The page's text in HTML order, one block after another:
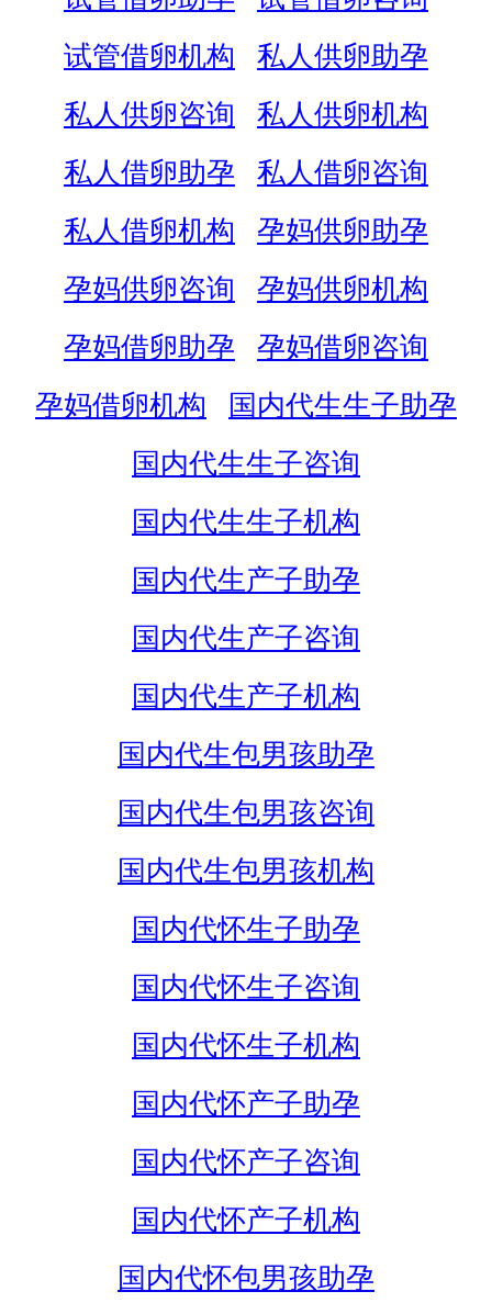
试管借卵机构
私人供卵助孕
私人供卵咨询
私人供卵机构
私人借卵助孕
私人借卵咨询
私人借卵机构
孕妈供卵助孕
孕妈供卵咨询
孕妈供卵机构
孕妈借卵助孕
孕妈借卵咨询
孕妈借卵机构
国内代生生子助孕
国内代生生子咨询
国内代生生子机构
国内代生产子助孕
国内代生产子咨询
国内代生产子机构
国内代生包男孩助孕
国内代生包男孩咨询
国内代生包男孩机构
国内代怀生子助孕
国内代怀生子咨询
国内代怀生子机构
国内代怀产子助孕
国内代怀产子咨询
国内代怀产子机构
国内代怀包男孩助孕